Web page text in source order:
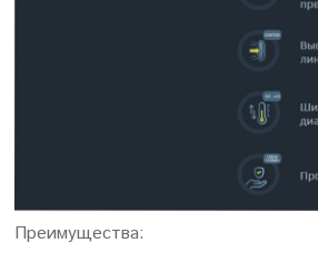
монокуляр."
Преимущества: